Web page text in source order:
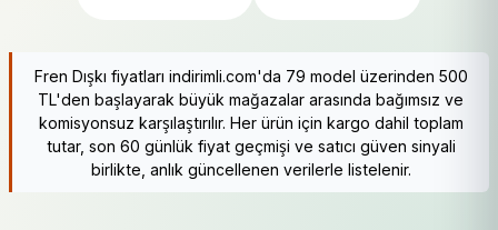
Fren Dışkı fiyatları indirimli.com'da 79 model üzerinden 500
TL'den başlayarak büyük mağazalar arasında bağımsız ve
komisyonsuz karşılaştırılır. Her ürün için kargo dahil toplam
tutar, son 60 günlük fiyat geçmişi ve satıcı güven sinyali
birlikte, anlık güncellenen verilerle listelenir.